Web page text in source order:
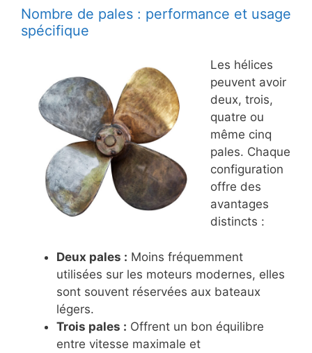
Nombre de pales : performance et usage
spécifique
Les hélices
peuvent avoir
deux, trois,
quatre ou
même cinq
pales. Chaque
configuration
offre des
avantages
distincts :
Deux pales : Moins fréquemment
utilisées sur les moteurs modernes, elles
sont souvent réservées aux bateaux
légers.
Trois pales : Offrent un bon équilibre
entre vitesse maximale et